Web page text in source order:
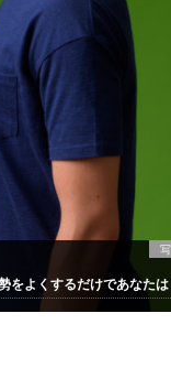
をよくするだけであなた